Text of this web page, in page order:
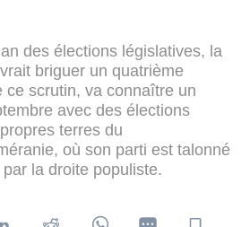
des élections législatives, la
briguer un quatrième
ce scrutin, va connaître un
avec des élections
terres du
où son parti est talonné
la droite populiste.